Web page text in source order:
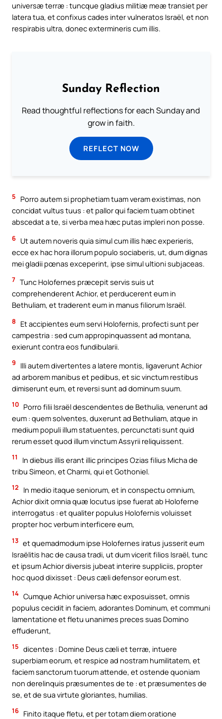
universæ terræ : tuncque gladius militiæ meæ transiet per
latera tua, et confixus cades inter vulneratos Israël, et non
respirabis ultra, donec extermineris cum illis.
Sunday Reflection
Read thoughtful reflections for each Sunday and
grow in faith.
REFLECT NOW
5
Porro autem si prophetiam tuam veram existimas, non
concidat vultus tuus : et pallor qui faciem tuam obtinet
abscedat a te, si verba mea hæc putas impleri non posse.
6 Ut autem noveris quia simul cum illis hæc experieris,
ecce ex hac hora illorum populo sociaberis, ut, dum dignas
mei gladii pœnas exceperint, ipse simul ultioni subjaceas.
7 Tunc Holofernes præcepit servis suis ut
comprehenderent Achior, et perducerent eum in
Bethuliam, et traderent eum in manus filiorum Israël.
8
Et accipientes eum servi Holofernis, profecti sunt per
campestria : sed cum appropinquassent ad montana,
exierunt contra eos fundibularii.
9
Illi autem divertentes a latere montis, ligaverunt Achior
ad arborem manibus et pedibus, et sic vinctum restibus
dimiserunt eum, et reversi sunt ad dominum suum.
10 Porro filii Israël descendentes de Bethulia, venerunt ad
eum : quem solventes, duxerunt ad Bethuliam, atque in
medium populi illum statuentes, percunctati sunt quid
rerum esset quod illum vinctum Assyrii reliquissent.
11
In diebus illis erant illic principes Ozias filius Micha de
tribu Simeon, et Charmi, qui et Gothoniel.
12
In medio itaque seniorum, et in conspectu omnium,
Achior dixit omnia quæ locutus ipse fuerat ab Holoferne
interrogatus : et qualiter populus Holofernis voluisset
propter hoc verbum interficere eum,
13 et quemadmodum ipse Holofernes iratus jusserit eum
Israëlitis hac de causa tradi, ut dum vicerit filios Israël, tunc
et ipsum Achior diversis jubeat interire suppliciis, propter
hoc quod dixisset : Deus cæli defensor eorum est.
14 Cumque Achior universa hæc exposuisset, omnis
populus cecidit in faciem, adorantes Dominum, et communi
lamentatione et fletu unanimes preces suas Domino
effuderunt,
15 dicentes : Domine Deus cæli et terræ, intuere
superbiam eorum, et respice ad nostram humilitatem, et
faciem sanctorum tuorum attende, et ostende quoniam
non derelinquis præsumentes de te : et præsumentes de
se, et de sua virtute gloriantes, humilias.
16 Finito itaque fletu, et per totam diem oratione